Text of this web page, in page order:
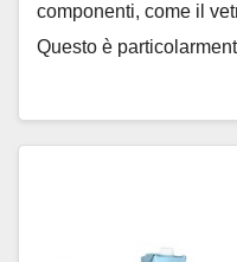
componenti, come il
Questo è